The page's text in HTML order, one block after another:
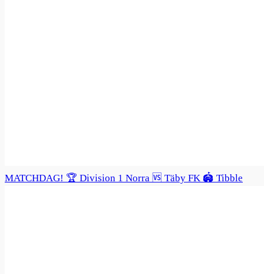
MATCHDAG! 🏆 Division 1 Norra 🆚 Täby FK 🏟️ Tibble